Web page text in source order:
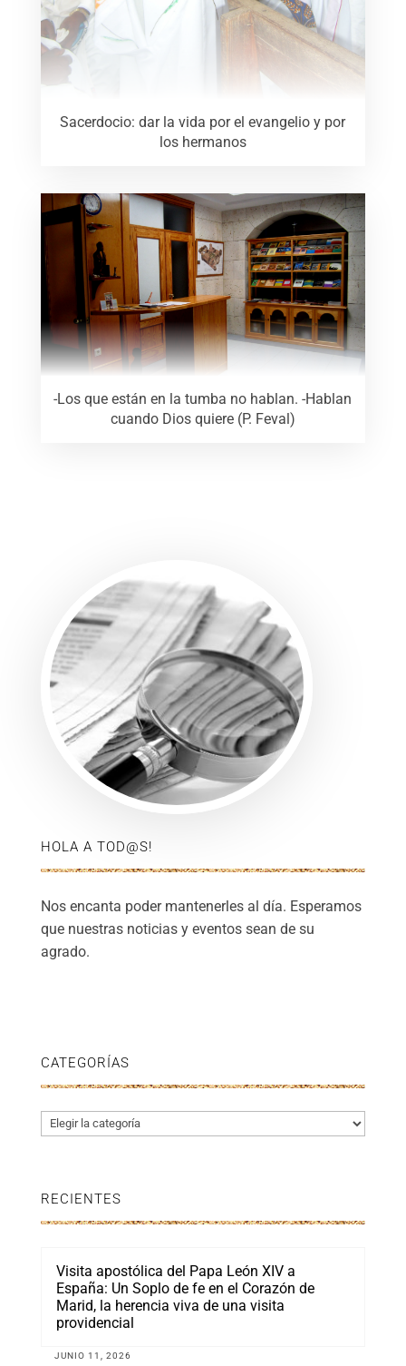
Sacerdocio: dar la vida por el evangelio y por
los hermanos
-Los que están en la tumba no hablan. -Hablan
cuando Dios quiere (P. Feval)
HOLA A TOD@S!
Nos encanta poder mantenerles al día. Esperamos
que nuestras noticias y eventos sean de su
agrado.
CATEGORÍAS
Categorías
RECIENTES
Visita apostólica del Papa León XIV a
España: Un Soplo de fe en el Corazón de
Marid, la herencia viva de una visita
providencial
JUNIO 11, 2026